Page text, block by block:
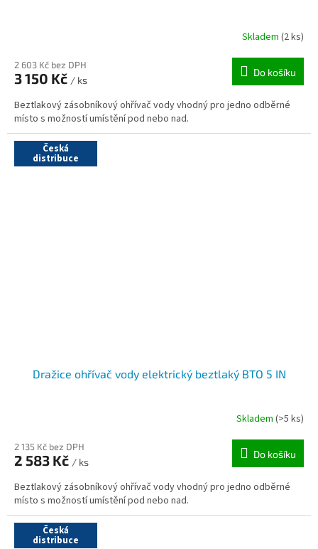
Skladem (2 ks)
2 603 Kč bez DPH
3 150 Kč / ks
Do košíku
Beztlakový zásobníkový ohřívač vody vhodný pro jedno odběrné
místo s možností umístění pod nebo nad.
Česká
distribuce
Dražice ohřívač vody elektrický beztlaký BTO 5 IN
Skladem (>5 ks)
2 135 Kč bez DPH
2 583 Kč / ks
Do košíku
Beztlakový zásobníkový ohřívač vody vhodný pro jedno odběrné
místo s možností umístění pod nebo nad.
Česká
distribuce